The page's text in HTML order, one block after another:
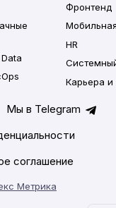
Фронтенд
HR
Карьера и
Мы в Telegram
соглашение
Метрика